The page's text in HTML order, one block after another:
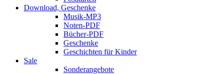
Download, Geschenke
Musik-MP3
Noten-PDF
Bücher-PDF
Geschenke
Geschichten für Kinder
Sale
Sonderangebote